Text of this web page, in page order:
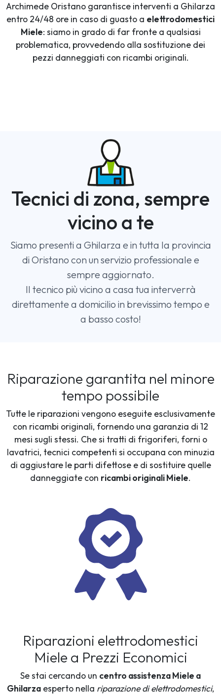
Archimede Oristano garantisce interventi a Ghilarza
entro 24/48 ore in caso di guasto a elettrodomestici
Miele: siamo in grado di far fronte a qualsiasi
problematica, provvedendo alla sostituzione dei
pezzi danneggiati con ricambi originali.
Tecnici di zona, sempre
vicino a te
Siamo presenti a Ghilarza e in tutta la provincia
di Oristano con un servizio professionale e
sempre aggiornato.
Il tecnico più vicino a casa tua interverrà
direttamente a domicilio in brevissimo tempo e
a basso costo!
Riparazione garantita nel minore
tempo possibile
Tutte le riparazioni vengono eseguite esclusivamente
con ricambi originali, fornendo una garanzia di 12
mesi sugli stessi. Che si tratti di frigoriferi, forni o
lavatrici, tecnici competenti si occupana con minuzia
di aggiustare le parti difettose e di sostituire quelle
danneggiate con ricambi originali Miele.
Riparazioni elettrodomestici
Miele a Prezzi Economici
Se stai cercando un centro assistenza Miele a
Ghilarza esperto nella riparazione di elettrodomestici,